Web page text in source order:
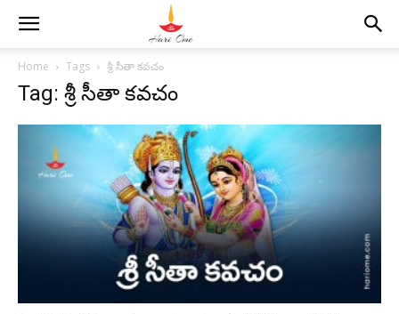
Home Tags శ్రీ సీతా కవచం
Tag: శ్రీ సీతా కవచం